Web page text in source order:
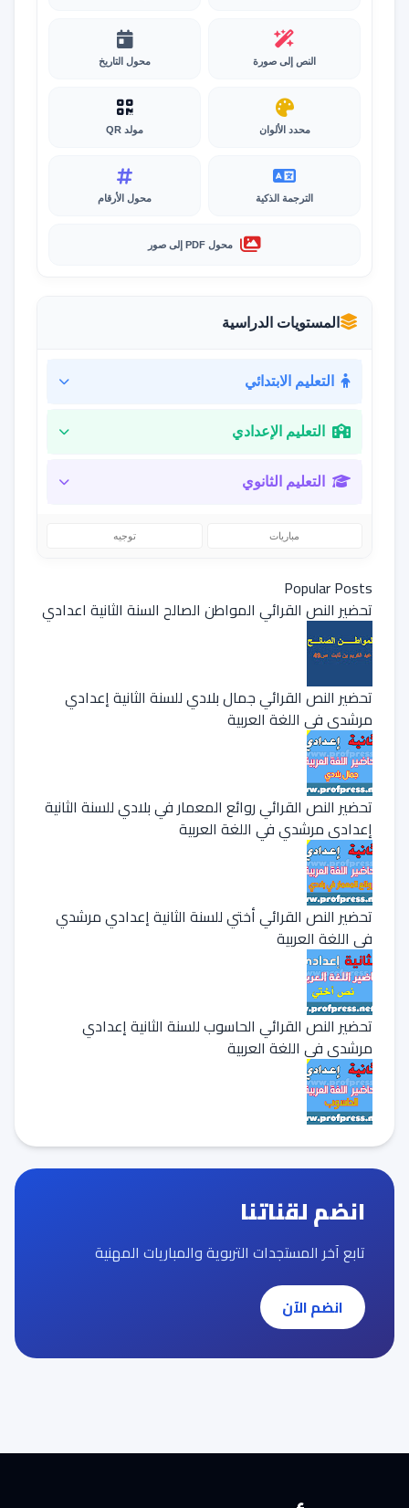
النص إلى صورة محول التاريخ
محدد الألوان مولد QR
الترجمة الذكية محول الأرقام
محول PDF إلى صور
المستويات الدراسية
التعليم الابتدائي
التعليم الإعدادي
التعليم الثانوي
مباريات توجيه
Popular Posts
تحضير النص القرائي المواطن الصالح السنة الثانية اعدادي
تحضير النص القرائي جمال بلادي للسنة الثانية إعدادي
مرشدي في اللغة العربية
تحضير النص القرائي روائع المعمار في بلادي للسنة الثانية
إعدادي مرشدي في اللغة العربية
تحضير النص القرائي أختي للسنة الثانية إعدادي مرشدي
في اللغة العربية
تحضير النص القرائي الحاسوب للسنة الثانية إعدادي
مرشدي في اللغة العربية
انضم لقناتنا
تابع آخر المستجدات التربوية والمباريات المهنية
انضم الآن